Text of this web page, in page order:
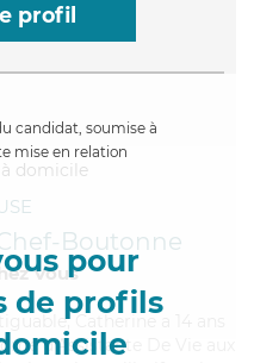
profil
candidat, soumise à
mise en relation
pour
de profils
Boutonne
Vous
Catherine a 14 ans
d'Assistante De Vie aux